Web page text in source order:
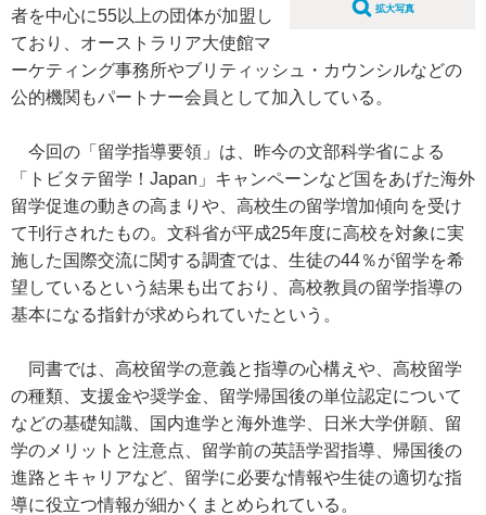
拡大写真
者を中心に55以上の団体が加盟し
ており、オーストラリア大使館マ
ーケティング事務所やブリティッシュ・カウンシルなどの
公的機関もパートナー会員として加入している。
今回の「留学指導要領」は、昨今の文部科学省による
「トビタテ留学！Japan」キャンペーンなど国をあげた海外
留学促進の動きの高まりや、高校生の留学増加傾向を受け
て刊行されたもの。文科省が平成25年度に高校を対象に実
施した国際交流に関する調査では、生徒の44％が留学を希
望しているという結果も出ており、高校教員の留学指導の
基本になる指針が求められていたという。
同書では、高校留学の意義と指導の心構えや、高校留学
の種類、支援金や奨学金、留学帰国後の単位認定について
などの基礎知識、国内進学と海外進学、日米大学併願、留
学のメリットと注意点、留学前の英語学習指導、帰国後の
進路とキャリアなど、留学に必要な情報や生徒の適切な指
導に役立つ情報が細かくまとめられている。